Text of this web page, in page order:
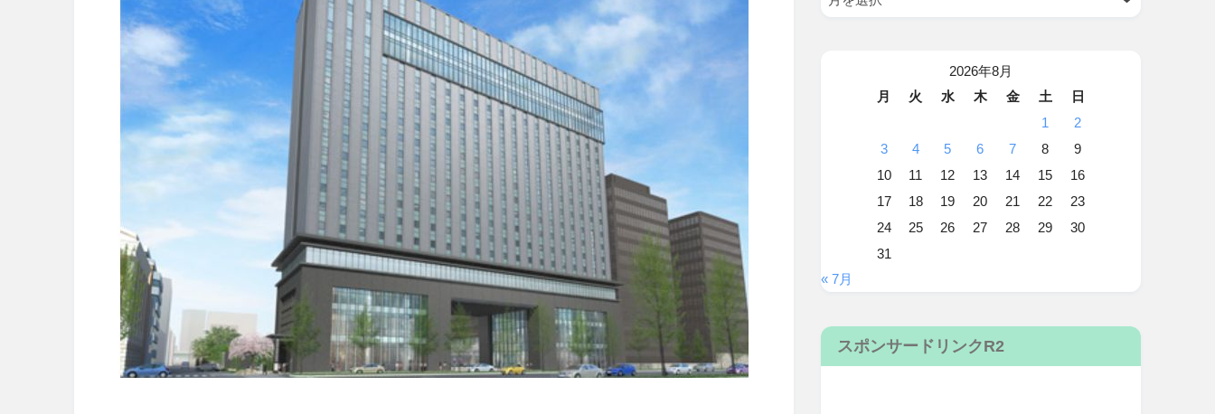
2026年8月
月
火 水 木 金 土
日
1
2
3
4 5 6 7 8
9
10
11 12 13 14 15
16
17
18 19 20 21 22
23
24
25 26 27 28 29
30
31
« 7月
スポンサードリンクR2